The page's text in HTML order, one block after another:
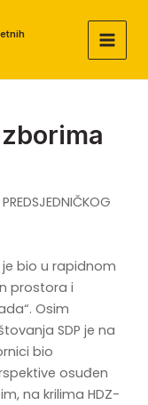
MAIN
je bio u rapidnom
prostora i
Osim
SDP je na
bio
osuđen
na krilima HDZ-